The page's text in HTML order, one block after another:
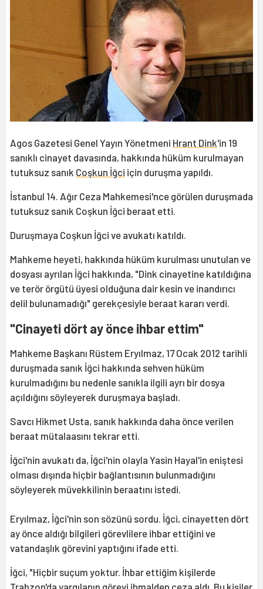
Agos Gazetesi Genel Yayın Yönetmeni Hrant Dink'in 19
sanıklı cinayet davasında, hakkında hüküm kurulmayan
tutuksuz sanık Coşkun İğci için duruşma yapıldı.
İstanbul 14. Ağır Ceza Mahkemesi'nce görülen duruşmada
tutuksuz sanık Coşkun İğci beraat etti.
Duruşmaya Coşkun İğci ve avukatı katıldı.
Mahkeme heyeti, hakkında hüküm kurulması unutulan ve
dosyası ayrılan İğci hakkında, "Dink cinayetine katıldığına
ve terör örgütü üyesi olduğuna dair kesin ve inandırıcı
delil bulunamadığı" gerekçesiyle beraat kararı verdi.
"Cinayeti dört ay önce ihbar ettim"
Mahkeme Başkanı Rüstem Eryılmaz, 17 Ocak 2012 tarihli
duruşmada sanık İğci hakkında sehven hüküm
kurulmadığını bu nedenle sanıkla ilgili ayrı bir dosya
açıldığını söyleyerek duruşmaya başladı.
Savcı Hikmet Usta, sanık hakkında daha önce verilen
beraat mütalaasını tekrar etti.
İğci'nin avukatı da, İğci'nin olayla Yasin Hayal'in eniştesi
olması dışında hiçbir bağlantısının bulunmadığını
söyleyerek müvekkilinin beraatını istedi.
Eryılmaz, İğci'nin son sözünü sordu. İğci, cinayetten dört
ay önce aldığı bilgileri görevlilere ihbar ettiğini ve
vatandaşlık görevini yaptığını ifade etti.
İğci, "Hiçbir suçum yoktur. İhbar ettiğim kişilerde
Trabzon'da yargılanıp görevi ihmalden ceza aldı. Bu kişiler